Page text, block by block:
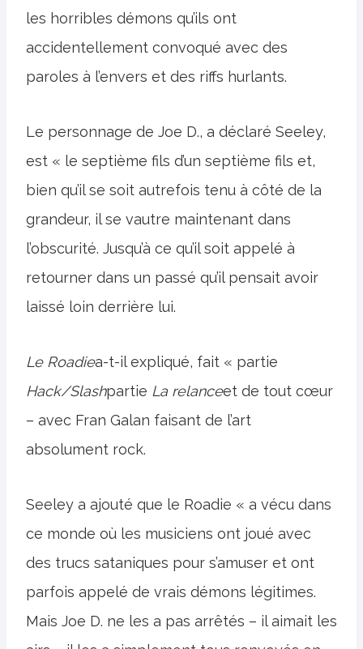
les horribles démons qu’ils ont
accidentellement convoqué avec des
paroles à l’envers et des riffs hurlants.
Le personnage de Joe D., a déclaré Seeley,
est « le septième fils d’un septième fils et,
bien qu’il se soit autrefois tenu à côté de la
grandeur, il se vautre maintenant dans
l’obscurité. Jusqu’à ce qu’il soit appelé à
retourner dans un passé qu’il pensait avoir
laissé loin derrière lui.
Le Roadiea-t-il expliqué, fait « partie
Hack/Slashpartie La relanceet de tout cœur
– avec Fran Galan faisant de l’art
absolument rock.
Seeley a ajouté que le Roadie « a vécu dans
ce monde où les musiciens ont joué avec
des trucs sataniques pour s’amuser et ont
parfois appelé de vrais démons légitimes.
Mais Joe D. ne les a pas arrêtés – il aimait les